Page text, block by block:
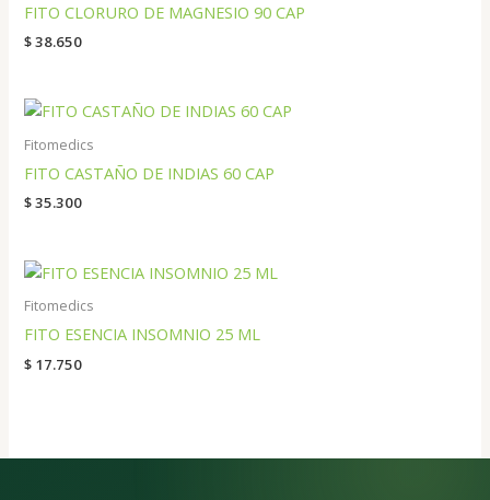
FITO CLORURO DE MAGNESIO 90 CAP
$38.650
Fitomedics
FITO CASTAÑO DE INDIAS 60 CAP
$35.300
Fitomedics
FITO ESENCIA INSOMNIO 25 ML
$ 17.750